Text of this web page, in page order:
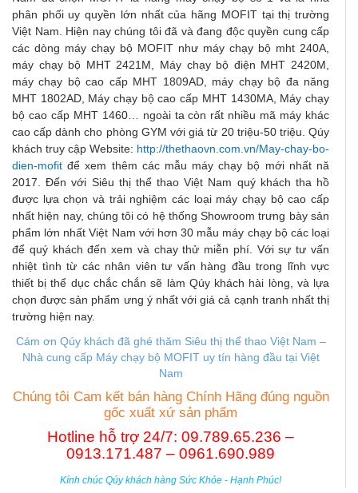
phân phối uy quyền lớn nhất của hãng MOFIT tại thị trường
Việt Nam. Hiện nay chúng tôi đã và đang độc quyền cung cấp
các dòng máy chạy bộ MOFIT như máy chạy bộ mht 240A,
máy chạy bộ MHT 2421M, Máy chạy bộ điện MHT 2420M,
máy chạy bộ cao cấp MHT 1809AD, máy chạy bộ đa năng
MHT 1802AD, Máy chạy bộ cao cấp MHT 1430MA, Máy chạy
bộ cao cấp MHT 1460… ngoài ta còn rất nhiều mã máy khác
cao cấp dành cho phòng GYM với giá từ 20 triệu-50 triệu. Qúy
khách truy cập Website: http://thethaovn.com.vn/May-chay-bo-
dien-mofit để xem thêm các mẫu máy chạy bộ mới nhất nă
2017. Đến với Siêu thị thể thao Việt Nam quý khách tha hồ
được lựa chọn và trải nghiệm các loại máy chạy bộ cao cấp
nhất hiện nay, chúng tôi có hệ thống Showroom trưng bày sản
phẩm lớn nhất Việt Nam với hơn 30 mẫu máy chạy bộ các loại
để quý khách đến xem và chay thử miễn phí. Với sự tư vấn
nhiệt tình từ các nhân viên tư vấn hàng đầu trong lĩnh vực
thiết bị thể dục chắc chắn sẽ làm Qúy khách hài lòng, và lựa
chọn được sản phẩm ưng ý nhất với giá cả cạnh tranh nhất thị
trường hiện nay.
Cám ơn Qúy khách đã ghé thăm Siêu thị thể thao Việt Nam –
Nhà cung cấp Máy chạy bộ MOFIT uy tín hàng đầu tại Việt
Nam
Chúng tôi Cam kết bán hàng Chính Hãng đúng nguồn
gốc xuất xứ sản phẩm
Hotline hỗ trợ 24/7: 09.789.65.236 –
0913.171.487 – 0961.690.989
Kính chúc Qúy khách hàng Sức Khỏe - Hạnh Phúc!